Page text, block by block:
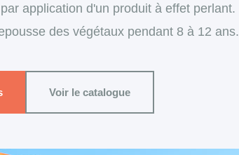
application d'un produit à effet perlant.
des végétaux pendant 8 à 12 ans.
Voir le catalogue